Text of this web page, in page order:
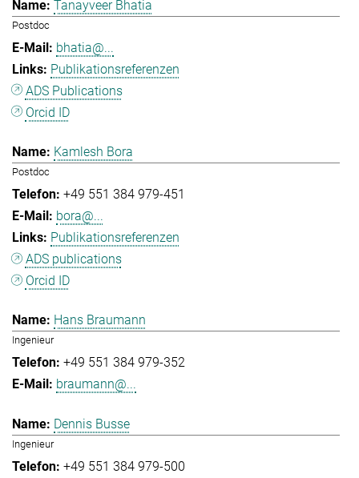
Tanayveer Bhatia
Postdoc
bhatia@...
Publikationsreferenzen
ADS Publications
Orcid ID
Kamlesh Bora
Postdoc
+49 551 384 979-451
bora@...
Publikationsreferenzen
ADS publications
Orcid ID
Hans Braumann
Ingenieur
+49 551 384 979-352
braumann@...
Dennis Busse
Ingenieur
+49 551 384 979-500